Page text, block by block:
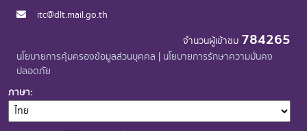
itc@dlt.mail.go.th
จำนวนผู้เข้าชม 784265
นโยบายการคุ้มครองข้อมูลส่วนบุคคล | นโยบายการรักษาความมั่นคง
ปลอดภัย
ภาษา